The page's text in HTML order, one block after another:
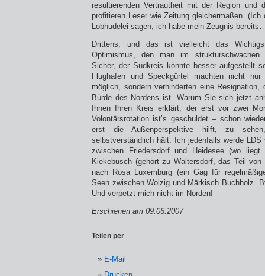
resultierenden Vertrautheit mit der Region und
profitieren Leser wie Zeitung gleichermaßen. (Ich
Lobhudelei sagen, ich habe mein Zeugnis
Drittens, und das ist vielleicht das
Optimismus, den man im strukturschwachen
Sicher, der Südkreis könnte besser aufgestellt
Flughafen und Speckgürtel machten nicht nur
möglich, sondern verhinderten eine
Bürde des Nordens ist. Warum Sie sich jetzt
Ihnen Ihren Kreis erklärt, der erst vor zwei
Volontärsrotation ist’s geschuldet – schon
erst die Außenperspektive hilft, zu
selbstverständlich hält. Ich jedenfalls werde LDS
zwischen Friedersdorf und Heidesee (wo
Kiekebusch (gehört zu Waltersdorf, das Teil
nach Rosa Luxemburg (ein Gag für
Seen zwischen Wolzig und Märkisch Buchholz.
Und verpetzt mich nicht im Norden!
Erschienen am 09.06.2007
Teilen per
E-Mail